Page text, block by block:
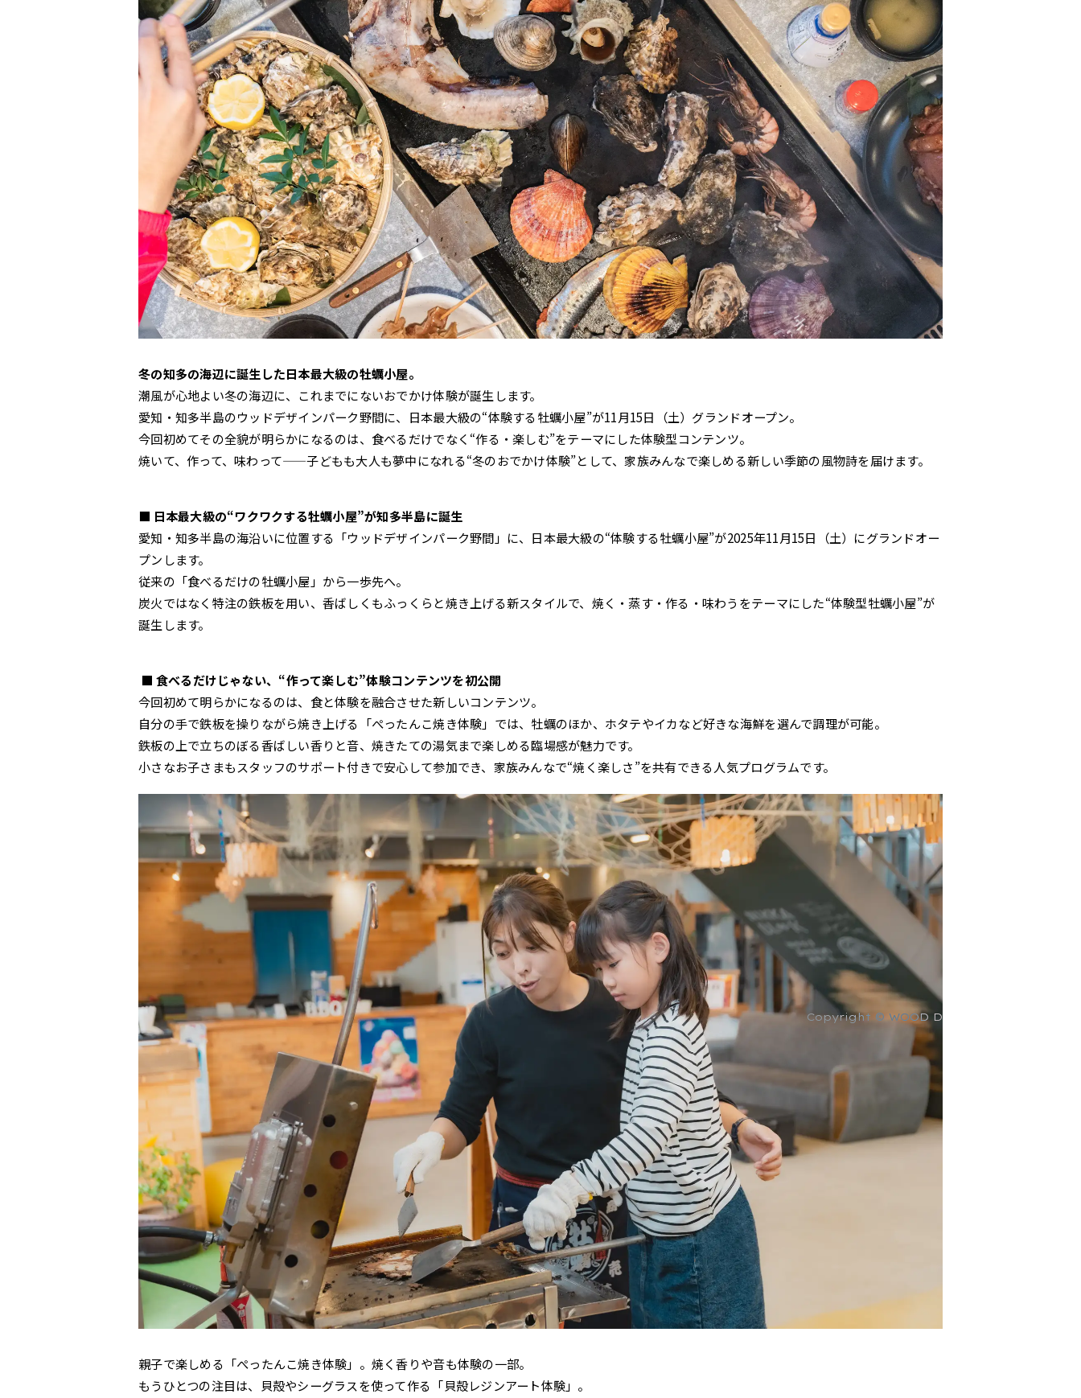
冬の知多の海辺に誕生した日本最大級の牡蠣小屋。
潮風が心地よい冬の海辺に、これまでにないおでかけ体験が誕生します。
愛知・知多半島のウッドデザインパーク野間に、日本最大級の“体験する牡蠣小屋”が11月15日（土）グランドオープン。
今回初めてその全貌が明らかになるのは、食べるだけでなく“作る・楽しむ”をテーマにした体験型コンテンツ。
焼いて、作って、味わって——子どもも大人も夢中になれる“冬のおでかけ体験”として、家族みんなで楽しめる新しい季節の風物詩を届けます。
■ 日本最大級の“ワクワクする牡蠣小屋”が知多半島に誕生
愛知・知多半島の海沿いに位置する「ウッドデザインパーク野間」に、日本最大級の“体験する牡蠣小屋”が2025年11月15日（土）にグランドオー
プンします。
従来の「食べるだけの牡蠣小屋」から一歩先へ。
炭火ではなく特注の鉄板を用い、香ばしくもふっくらと焼き上げる新スタイルで、焼く・蒸す・作る・味わうをテーマにした“体験型牡蠣小屋”が
誕生します。
■ 食べるだけじゃない、“作って楽しむ”体験コンテンツを初公開
今回初めて明らかになるのは、食と体験を融合させた新しいコンテンツ。
自分の手で鉄板を操りながら焼き上げる「ぺったんこ焼き体験」では、牡蠣のほか、ホタテやイカなど好きな海鮮を選んで調理が可能。
鉄板の上で立ちのぼる香ばしい香りと音、焼きたての湯気まで楽しめる臨場感が魅力です。
小さなお子さまもスタッフのサポート付きで安心して参加でき、家族みんなで“焼く楽しさ”を共有できる人気プログラムです。
親子で楽しめる「ぺったんこ焼き体験」。焼く香りや音も体験の一部。
もうひとつの注目は、貝殻やシーグラスを使って作る「貝殻レジンアート体験」。
Copyright © WOOD DESIGN PARK Co., Ltd.